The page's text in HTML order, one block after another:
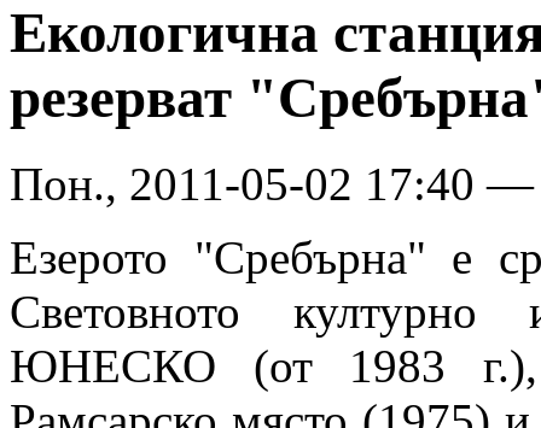
Екологична
резерват
Пон., 2011-05-02 17:40
Езерото "Сребърна" е
Световното
ЮНЕСКО (от 1983 г.),